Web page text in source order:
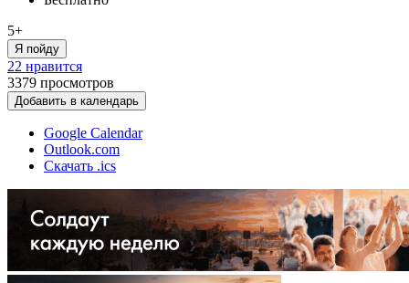
5+
Я пойду
22 нравится
3379 просмотров
Добавить в календарь
Google Calendar
Outlook.com
Скачать .ics